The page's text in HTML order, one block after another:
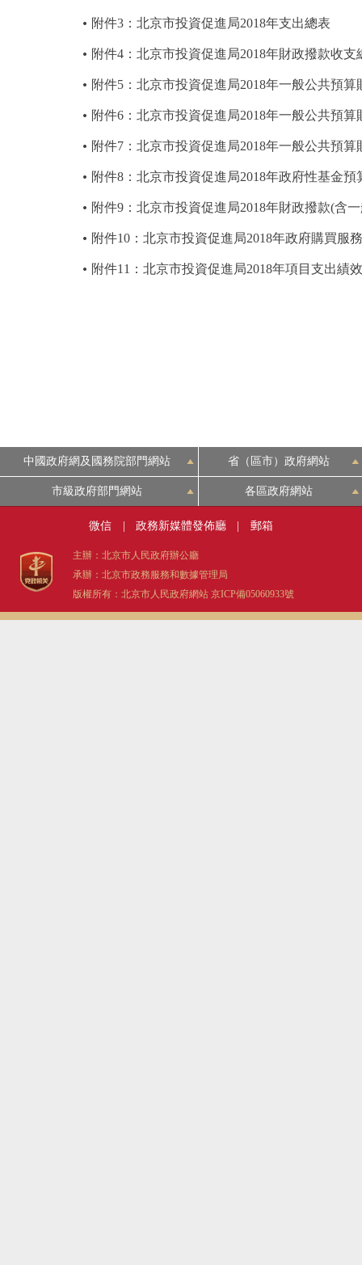
附件3：北京市投資促進局2018年支出總表
附件4：北京市投資促進局2018年財政撥款收支
附件5：北京市投資促進局2018年一般公共預算
附件6：北京市投資促進局2018年一般公共預
附件7：北京市投資促進局2018年一般公共預
附件8：北京市投資促進局2018年政府性基金
附件9：北京市投資促進局2018年財政撥款(含
附件10：北京市投資促進局2018年政府購買服
附件11：北京市投資促進局2018年項目支出績
中國政府網及國務院部門網站 省（區市）政府網站
市級政府部門網站 各區政府網站
微信 政務新媒體發佈廳 郵箱
主辦：北京市人民政府辦公廳
承辦：北京市政務服務和數據管理局
版權所有：北京市人民政府網站 京ICP備05060933號